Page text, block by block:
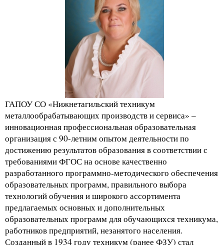
ГАПОУ СО «Нижнетагильский техникум
металлообрабатывающих производств и сервиса» –
инновационная профессиональная образовательная
организация с 90-летним опытом деятельности по
достижению результатов образования в соответствии с
требованиями ФГОС на основе качественно
разработанного программно-методического обеспечения
образовательных программ, правильного выбора
технологий обучения и широкого ассортимента
предлагаемых основных и дополнительных
образовательных программ для обучающихся техникума,
работников предприятий, незанятого населения.
Созданный в 1934 году техникум (ранее ФЗУ) стал